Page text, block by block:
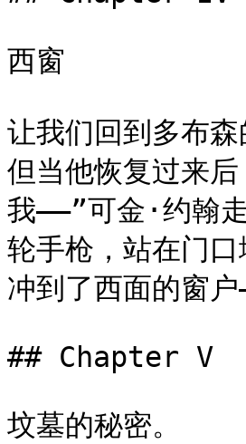
西窗
让我们回到多布
但当他恢复过来
我——”可金·约翰
轮手枪，站在门
冲到了西面的窗
## Chapter V
坟墓的秘密。